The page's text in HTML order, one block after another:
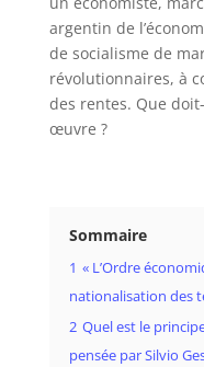
argentin de
de socialisme de
révolutionnaires, à
des rentes. Que
œuvre ?
Sommaire
1 « L’Ordre
nationalisation des
2 Quel est le
pensée par Silvio